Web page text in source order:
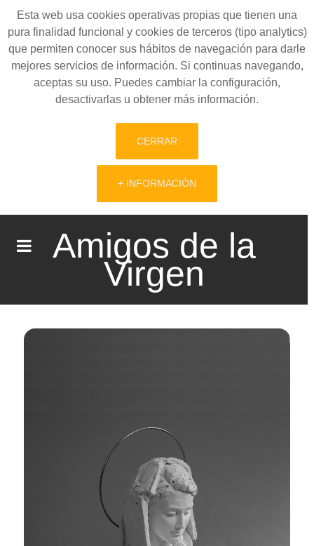
Esta web usa cookies operativas propias que tienen una
pura finalidad funcional y cookies de terceros (tipo analytics)
que permiten conocer sus hábitos de navegación para darle
mejores servicios de información. Si continuas navegando,
aceptas su uso. Puedes cambiar la configuración,
desactivarlas u obtener más información.
CERRAR
+ INFORMACIÓN
Amigos de la
Virgen